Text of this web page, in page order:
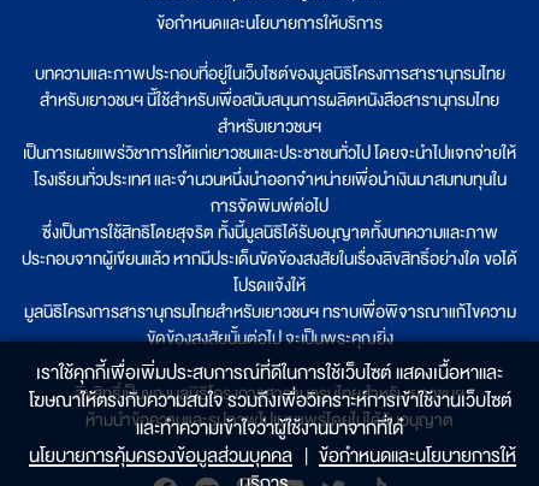
ข้อกำหนดและนโยบายการให้บริการ
บทความและภาพประกอบที่อยู่ในเว็บไซต์ของมูลนิธิโครงการสารานุกรมไทย
สำหรับเยาวชนฯ นี้ใช้สำหรับเพื่อสนับสนุนการผลิตหนังสือสารานุกรมไทย
สำหรับเยาวชนฯ
เป็นการเผยแพร่วิชาการให้แก่เยาวชนและประชาชนทั่วไป โดยจะนำไปแจกจ่ายให้
โรงเรียนทั่วประเทศ และจำนวนหนึ่งนำออกจำหน่ายเพื่อนำเงินมาสมทบทุนใน
การจัดพิมพ์ต่อไป
ซึ่งเป็นการใช้สิทธิโดยสุจริต ทั้งนี้มูลนิธิได้รับอนุญาตทั้งบทความและภาพ
ประกอบจากผู้เขียนแล้ว หากมีประเด็นขัดข้องสงสัยในเรื่องลิขสิทธิ์อย่างใด ขอได้
โปรดแจ้งให้
มูลนิธิโครงการสารานุกรมไทยสำหรับเยาวชนฯ ทราบเพื่อพิจารณาแก้ไขความ
ขัดข้องสงสัยนั้นต่อไป จะเป็นพระคุณยิ่ง
ลิขสิทธิ์เป็นของมูลนิธิโครงการสารานุกรมไทยสำหรับเยาวชนฯ
ห้ามนำข้อความและรูปภาพไปเผยแพร่โดยไม่ได้รับอนุญาต
เราใช้คุกกี้เพื่อเพิ่มประสบการณ์ที่ดีในการใช้เว็บไซต์ แสดงเนื้อหาและ
โฆษณาให้ตรงกับความสนใจ รวมถึงเพื่อวิเคราะห์การเข้าใช้งานเว็บไซต์
และทำความเข้าใจว่าผู้ใช้งานมาจากที่ใด๋
นโยบายการคุ้มครองข้อมูลส่วนบุคคล | ข้อกำหนดและนโยบายการให้